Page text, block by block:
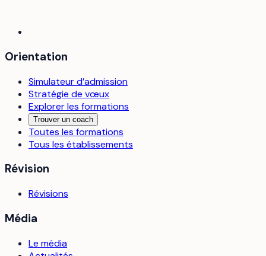
Orientation
Simulateur d’admission
Stratégie de vœux
Explorer les formations
Trouver un coach
Toutes les formations
Tous les établissements
Révision
Révisions
Média
Le média